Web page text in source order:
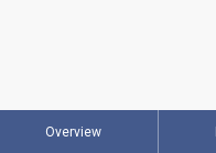
Overview